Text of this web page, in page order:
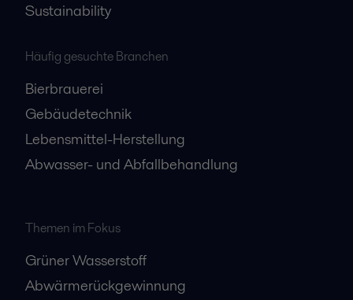
Sustainability
Häufig gesuchte Branchen
Bierbrauerei
Gebäudetechnik
Lebensmittel-Herstellung
Abwasser- und Abfallbehandlung
Themen im Fokus
Grüner Wasserstoff
Abwärmerückgewinnung